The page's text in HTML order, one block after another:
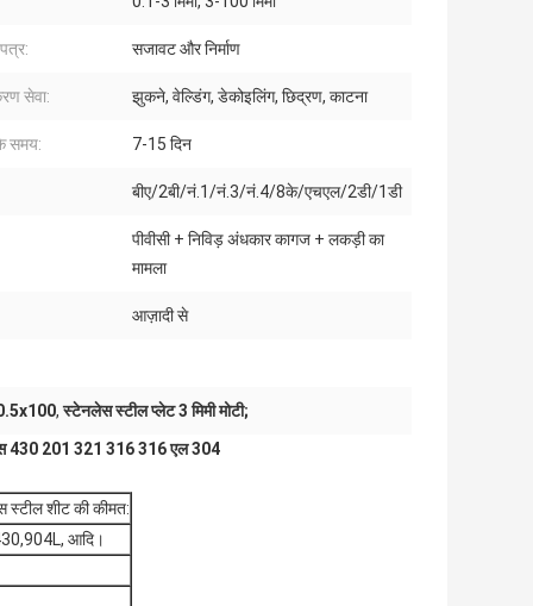
सजावट और निर्माण
सेवा: झुकने, वेल्डिंग, डेकोइलिंग, छिद्रण, काटना
समय: 7-15 दिन
बीए/2बी/नं.1/नं.3/नं.4/8के/एचएल/2डी/1डी
पीवीसी + निविड़ अंधकार कागज + लकड़ी का
मामला
आज़ादी से
,स्टेनलेस स्टील प्लेट 3 मिमी मोटी;
430 201 321 316 316 एल 304
शीट की कीमत:
आदि।